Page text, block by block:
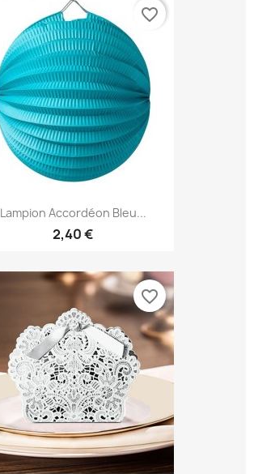
Lampion Accordéon Bleu...
2,40 €
favorite_border
favorite_border